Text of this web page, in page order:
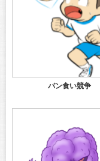
パン食い競争